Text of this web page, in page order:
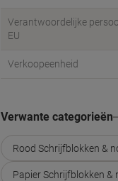
Verantwoordelijke
EU
Verkoopeenheid
Verwante categorieën
Rood Schrijfblokken &
Papier Schrijfblokken &